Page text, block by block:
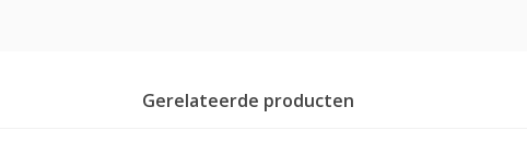
Gerelateerde producten